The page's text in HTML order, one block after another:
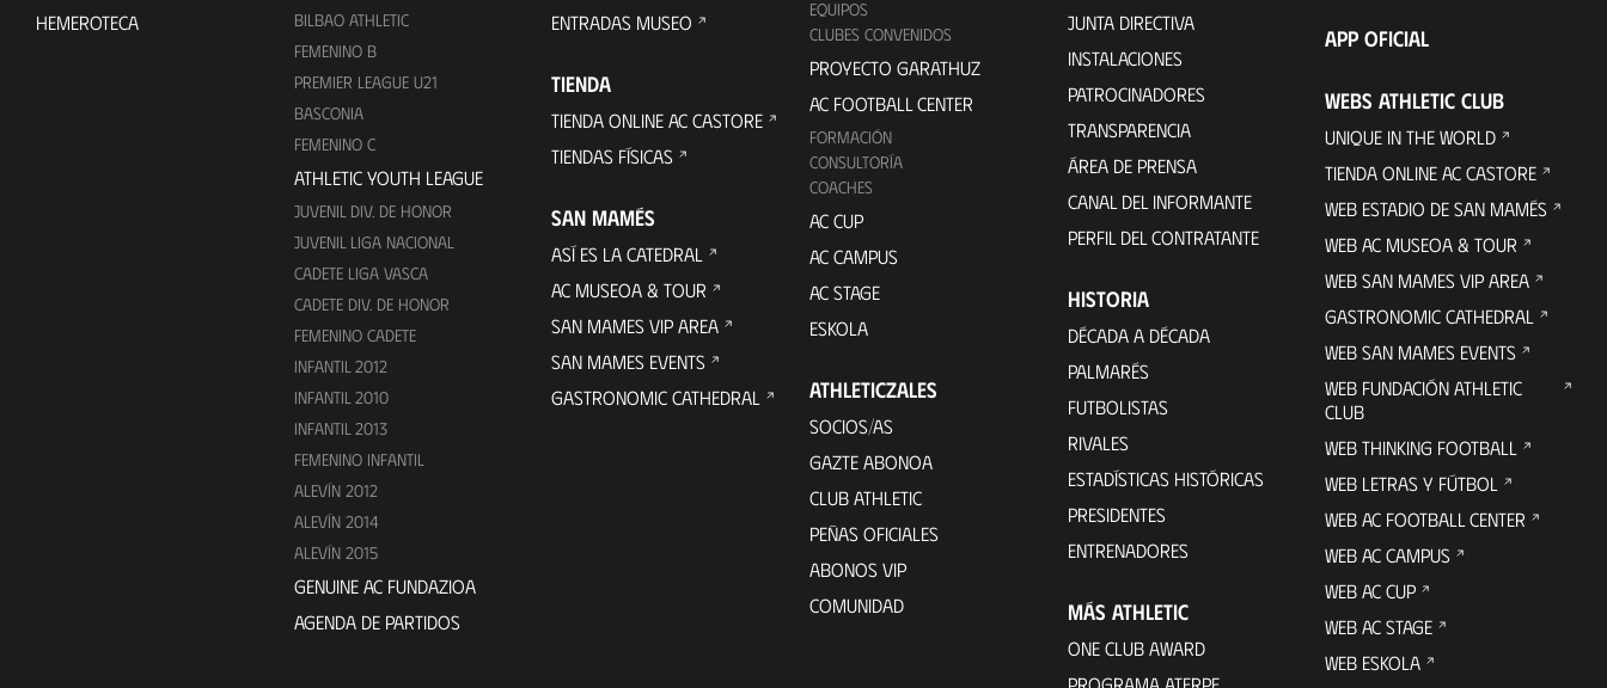
HEMEROTECA
BILBAO ATHLETIC
FEMENINO B
PREMIER LEAGUE U21
BASCONIA
FEMENINO C
ATHLETIC YOUTH LEAGUE
JUVENIL DIV. DE HONOR
JUVENIL LIGA NACIONAL
CADETE LIGA VASCA
CADETE DIV. DE HONOR
FEMENINO CADETE
INFANTIL 2012
INFANTIL 2010
INFANTIL 2013
FEMENINO INFANTIL
ALEVÍN 2012
ALEVÍN 2014
ALEVÍN 2015
GENUINE AC FUNDAZIOA
AGENDA DE PARTIDOS
ENTRADAS MUSEO
TIENDA
TIENDA ONLINE AC CASTORE
TIENDAS FÍSICAS
SAN MAMÉS
ASÍ ES LA CATEDRAL
AC MUSEOA & TOUR
SAN MAMES VIP AREA
SAN MAMES EVENTS
GASTRONOMIC CATHEDRAL
EQUIPOS
CLUBES CONVENIDOS
PROYECTO GARATHUZ
AC FOOTBALL CENTER
FORMACIÓN
CONSULTORÍA
COACHES
AC CUP
AC CAMPUS
AC STAGE
ESKOLA
ATHLETICZALES
SOCIOS/AS
GAZTE ABONOA
CLUB ATHLETIC
PEÑAS OFICIALES
ABONOS VIP
COMUNIDAD
JUNTA DIRECTIVA
INSTALACIONES
PATROCINADORES
TRANSPARENCIA
ÁREA DE PRENSA
CANAL DEL INFORMANTE
PERFIL DEL CONTRATANTE
HISTORIA
DÉCADA A DÉCADA
PALMARÉS
FUTBOLISTAS
RIVALES
ESTADÍSTICAS HISTÓRICAS
PRESIDENTES
ENTRENADORES
MÁS ATHLETIC
ONE CLUB AWARD
APP OFICIAL
WEBS ATHLETIC CLUB
UNIQUE IN THE WORLD
TIENDA ONLINE AC CASTORE
WEB ESTADIO DE SAN MAMÉS
WEB AC MUSEOA & TOUR
WEB SAN MAMES VIP AREA
GASTRONOMIC CATHEDRAL
WEB SAN MAMES EVENTS
WEB FUNDACIÓN ATHLETIC
CLUB
WEB THINKING FOOTBALL
WEB LETRAS Y FÚTBOL
WEB AC FOOTBALL CENTER
WEB AC CAMPUS
WEB AC CUP
WEB AC STAGE
WEB ESKOLA